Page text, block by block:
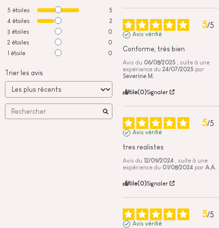
5 étoiles
5
4 étoiles
2
3 étoiles
0
2 étoiles
0
1 étoile 0
Trier les avis
5/5
Avis vérifié
Conforme, très bien
Avis du 06/08/2025
, suite à une
expérience du 24/07/2025 par
Severine M.
Utile(0)Signaler
5/5
Avis vérifié
tres realistes
Avis du 12/09/2024
, suite à une
expérience du 01/08/2024 par A.A.
Utile(0)Signaler
5/5
Avis vérifié